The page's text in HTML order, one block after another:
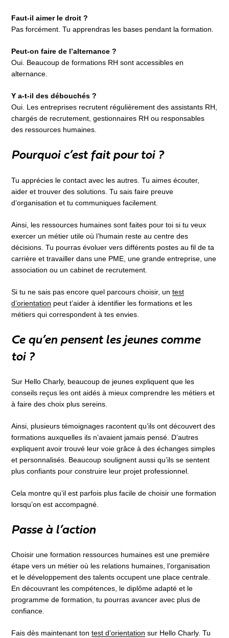
Faut-il aimer le droit ?
Pas forcément. Tu apprendras les bases pendant la formation.
Peut-on faire de l’alternance ?
Oui. Beaucoup de formations RH sont accessibles en
alternance.
Y a-t-il des débouchés ?
Oui. Les entreprises recrutent régulièrement des assistants RH,
chargés de recrutement, gestionnaires RH ou responsables
des ressources humaines.
Pourquoi c’est fait pour toi ?
Tu apprécies le contact avec les autres. Tu aimes écouter,
aider et trouver des solutions. Tu sais faire preuve
d’organisation et tu communiques facilement.
Ainsi, les ressources humaines sont faites pour toi si tu veux
exercer un métier utile où l’humain reste au centre des
décisions. Tu pourras évoluer vers différents postes au fil de ta
carrière et travailler dans une PME, une grande entreprise, une
association ou un cabinet de recrutement.
Si tu ne sais pas encore quel parcours choisir, untest
d’orientation peut t’aider à identifier les formations et les
métiers qui correspondent à tes envies.
Ce qu’en pensent les jeunes comme
toi ?
Sur Hello Charly, beaucoup de jeunes expliquent que les
conseils reçus les ont aidés à mieux comprendre les métiers et
à faire des choix plus sereins.
Ainsi, plusieurs témoignages racontent qu’ils ont découvert des
formations auxquelles ils n’avaient jamais pensé. D’autres
expliquent avoir trouvé leur voie grâce à des échanges simples
et personnalisés. Beaucoup soulignent aussi qu’ils se sentent
plus confiants pour construire leur projet professionnel.
Cela montre qu’il est parfois plus facile de choisir une formation
lorsqu’on est accompagné.
Passe à l’action
Choisir une formation ressources humaines est une première
étape vers un métier où les relations humaines, l’organisation
et le développement des talents occupent une place centrale.
En découvrant les compétences, le diplôme adapté et le
programme de formation, tu pourras avancer avec plus de
confiance.
Fais dès maintenant tontest d’orientation sur Hello Charly. Tu